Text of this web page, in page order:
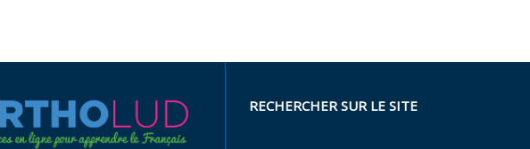
RECHERCHER SUR LE SITE